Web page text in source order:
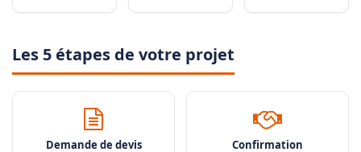
Les 5 étapes de votre projet
Demande de devis Confirmation